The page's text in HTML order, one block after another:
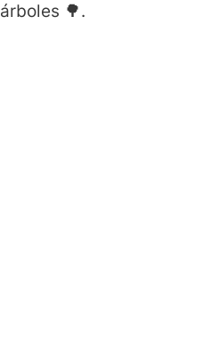
árboles 🌳.